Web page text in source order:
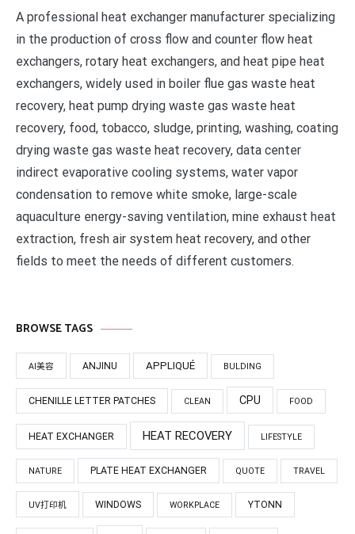
A professional heat exchanger manufacturer specializing
in the production of cross flow and counter flow heat
exchangers, rotary heat exchangers, and heat pipe heat
exchangers, widely used in boiler flue gas waste heat
recovery, heat pump drying waste gas waste heat
recovery, food, tobacco, sludge, printing, washing, coating
drying waste gas waste heat recovery, data center
indirect evaporative cooling systems, water vapor
condensation to remove white smoke, large-scale
aquaculture energy-saving ventilation, mine exhaust heat
extraction, fresh air system heat recovery, and other
fields to meet the needs of different customers.
BROWSE TAGS
AI美容 ANJINU APPLIQUÉ BULDING
CHENILLE LETTER PATCHES CLEAN CPU FOOD
HEAT EXCHANGER HEAT RECOVERY LIFESTYLE
NATURE PLATE HEAT EXCHANGER QUOTE TRAVEL
UV打印机 WINDOWS WORKPLACE YTONN